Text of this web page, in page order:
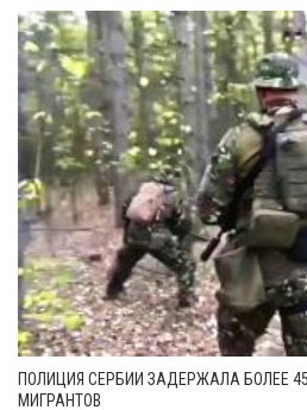
ПОЛИЦИЯ СЕРБИИ ЗАДЕРЖАЛА БОЛЕЕ
МИГРАНТОВ